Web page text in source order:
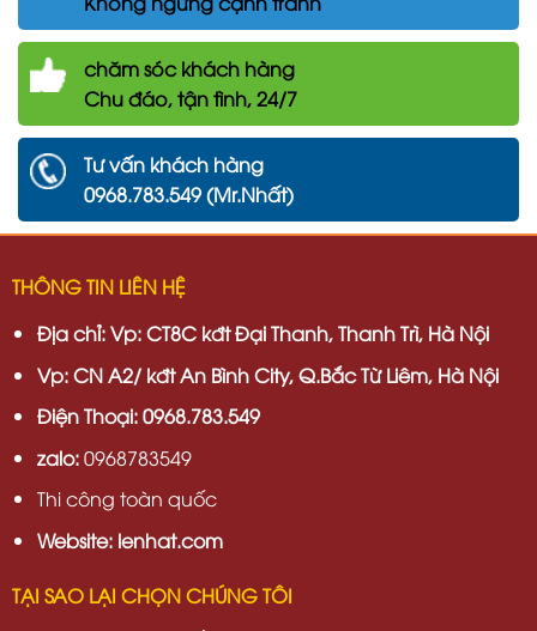
chămsóc khách hàng
Chu đáo, tận tình, 24/7
Tư vấn khách hàng
0968.783.549 (Mr.Nhất)
THÔNG TIN LIÊN HỆ
Địa chỉ: Vp: CT8C kđt Đại Thanh, Thanh Trì, Hà Nội
Vp: CN A2/ kđt An Bình City, Q.Bắc Từ Liêm, Hà Nội
Điện Thoại: 0968.783.549
zalo:0968783549
Thi công toàn quốc
Website: lenhat.com
TẠI SAO LẠI CHỌN CHÚNG TÔI